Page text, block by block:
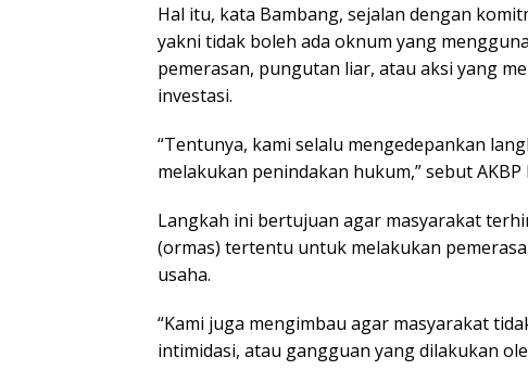
Hal itu, kata Bambang, sejalan dengan
yakni tidak boleh ada oknum yang
pemerasan, pungutan liar, atau aksi yang
investasi.
“Tentunya, kami selalu mengedepankan
melakukan penindakan hukum,” sebut AKBP
Langkah ini bertujuan agar masyarakat
(ormas) tertentu untuk melakukan
usaha.
“Kami juga mengimbau agar masyarakat
intimidasi, atau gangguan yang dilakukan